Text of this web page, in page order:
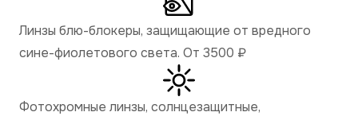
Линзы блю-блокеры, защищающие от вредного
сине-фиолетового света. От 3500 ₽
Фотохромные линзы, солнцезащитные,